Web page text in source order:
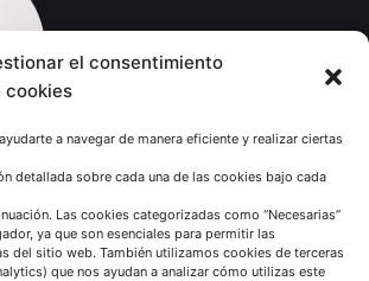
el consentimiento
cookies
a navegar de manera eficiente y realizar ciertas
detallada sobre cada una de las cookies bajo cada
Las cookies categorizadas como “Necesarias”
ya que son esenciales para permitir las
del sitio web. También utilizamos cookies de terceras
que nos ayudan a analizar cómo utilizas este
Dr. Javier Nieves
Inteligentes
de Fabricación